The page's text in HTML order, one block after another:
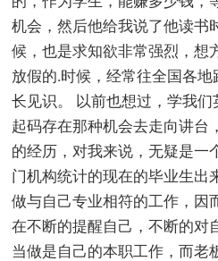
机会，然后他给我说了他读书
候，也是求知欲非常强烈，想
放假的.时候，经常往全国各
长见识。 以前也想过，学我
起码存在那种机会去走向讲台
的经历，对我来说，无疑是一
门机构统计的现在的毕业生出
做与自己专业相符的工作，因
在不断的提醒自己，不断的对
当做是自己的本职工作，而老